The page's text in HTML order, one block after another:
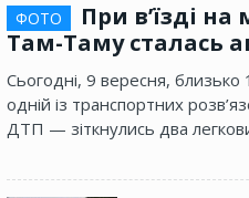
ФОТО
При в’їзді на
Там-Таму сталась
Сьогодні, 9 вересня, близько
одній із транспортних
ДТП — зіткнулись два